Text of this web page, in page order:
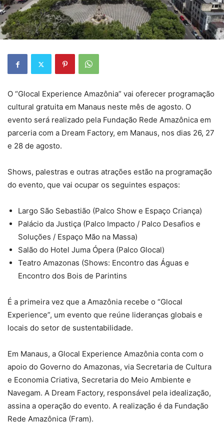
O “Glocal Experience Amazônia” vai oferecer programação
cultural gratuita em Manaus neste mês de agosto. O
evento será realizado pela Fundação Rede Amazônica em
parceria com a Dream Factory, em Manaus, nos dias 26, 27
e 28 de agosto.
Shows, palestras e outras atrações estão na programação
do evento, que vai ocupar os seguintes espaços:
Largo São Sebastião (Palco Show e Espaço Criança)
Palácio da Justiça (Palco Impacto / Palco Desafios e
Soluções / Espaço Mão na Massa)
Salão do Hotel Juma Ópera (Palco Glocal)
Teatro Amazonas (Shows: Encontro das Águas e
Encontro dos Bois de Parintins
É a primeira vez que a Amazônia recebe o “Glocal
Experience”, um evento que reúne lideranças globais e
locais do setor de sustentabilidade.
Em Manaus, a Glocal Experience Amazônia conta com o
apoio do Governo do Amazonas, via Secretaria de Cultura
e Economia Criativa, Secretaria do Meio Ambiente e
Navegam. A Dream Factory, responsável pela idealização,
assina a operação do evento. A realização é da Fundação
Rede Amazônica (Fram).